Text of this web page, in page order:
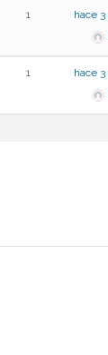
1 hace
1 hace